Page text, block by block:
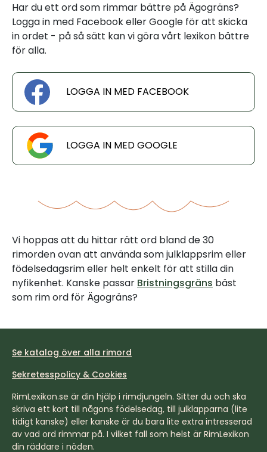
Har du ett ord som rimmar bättre på Ägogräns?
Logga in med Facebook eller Google för att skicka
in ordet - på så sätt kan vi göra vårt lexikon bättre
för alla.
LOGGA IN MED FACEBOOK
LOGGA IN MED GOOGLE
Vi hoppas att du hittar rätt ord bland de 30
rimorden ovan att använda som julklappsrim eller
födelsedagsrim eller helt enkelt för att stilla din
nyfikenhet. Kanske passar Bristningsgräns bäst
som rim ord för Ägogräns?
Se katalog över alla rimord
Sekretesspolicy & Cookies
RimLexikon.se är din hjälp i rimdjungeln. Sitter du och ska
skriva ett kort till någons födelsedag, till julklapparna (lite
tidigt kanske) eller kanske är du bara lite extra intresserad
av vad ord rimmar på. I vilket fall som helst är RimLexikon
din räddare i nöden.